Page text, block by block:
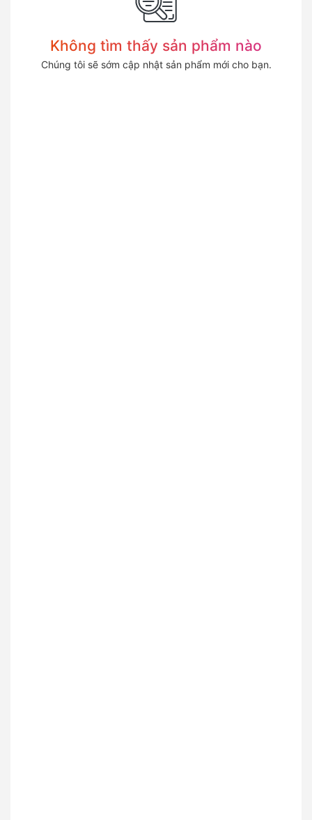
Không tìm thấy sản phẩm nào
Chúng tôi sẽ sớm cập nhật sản phẩm mới cho bạn.